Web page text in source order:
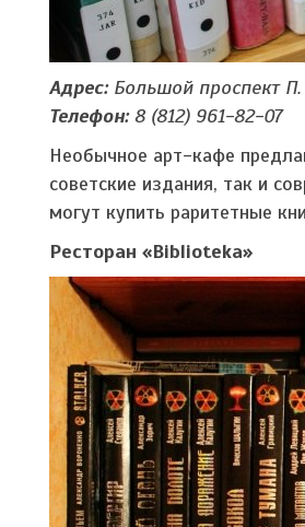
Адрес:Большой проспект
Телефон:8 (812) 961-82-07
Необычное арт-кафе
советские издания, так и
могут купить раритетные
Ресторан «Biblioteka»